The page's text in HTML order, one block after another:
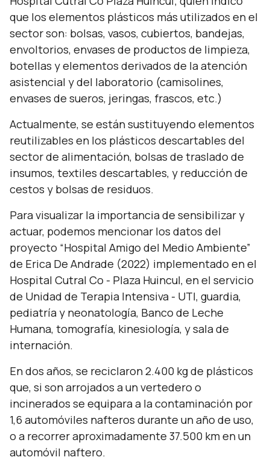
que los elementos plásticos más utilizados en el
sector son: bolsas, vasos, cubiertos, bandejas,
envoltorios, envases de productos de limpieza,
botellas y elementos derivados de la atención
asistencial y del laboratorio (camisolines,
envases de sueros, jeringas, frascos, etc.)
Actualmente, se están sustituyendo elementos
reutilizables en los plásticos descartables del
sector de alimentación, bolsas de traslado de
insumos, textiles descartables, y reducción de
cestos y bolsas de residuos.
Para visualizar la importancia de sensibilizar y
actuar, podemos mencionar los datos del
proyecto “Hospital Amigo del Medio Ambiente”
de Erica De Andrade (2022) implementado en el
Hospital Cutral Co - Plaza Huincul, en el servicio
de Unidad de Terapia Intensiva - UTI, guardia,
pediatría y neonatología, Banco de Leche
Humana, tomografía, kinesiología, y sala de
internación.
En dos años, se reciclaron 2.400 kg de plásticos
que, si son arrojados a un vertedero o
incinerados se equipara a la contaminación por
1,6 automóviles nafteros durante un año de uso,
o a recorrer aproximadamente 37.500 km en un
automóvil naftero.